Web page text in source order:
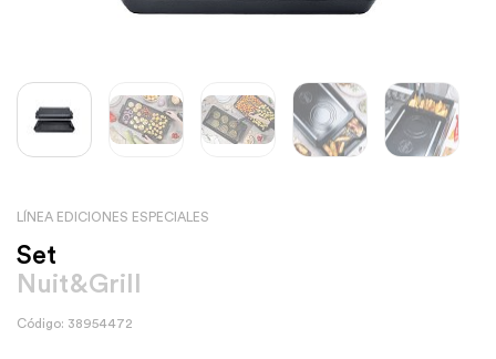
LÍNEA EDICIONES ESPECIALES
Set
Nuit&Grill
Código: 38954472